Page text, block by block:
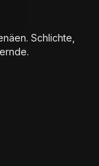
Schlichte,